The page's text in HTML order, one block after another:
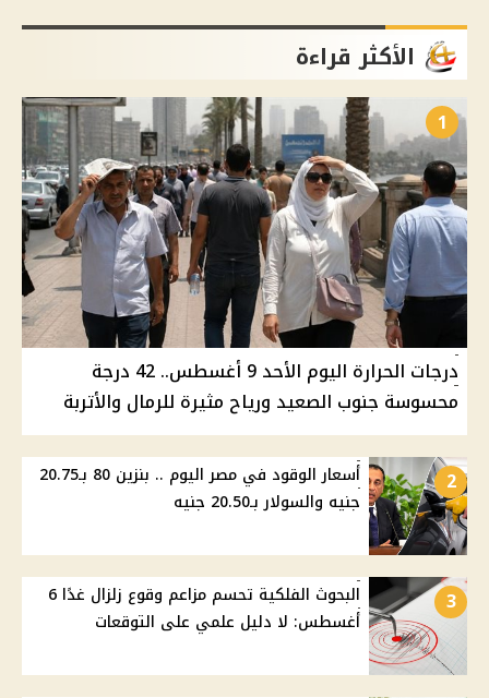
الأكثر قراءة
1
درجات الحرارة اليوم الأحد 9 أغسطس.. 42 درجة
محسوسة جنوب الصعيد ورياح مثيرة للرمال والأتربة
2
أسعار الوقود في مصر اليوم .. بنزين 80 بـ20.75
جنيه والسولار بـ20.50 جنيه
3
البحوث الفلكية تحسم مزاعم وقوع زلزال غدًا 6
أغسطس: لا دليل علمي على التوقعات